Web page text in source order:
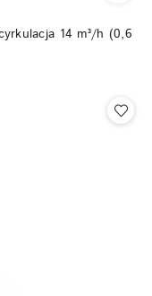
14 m³/h (0,6